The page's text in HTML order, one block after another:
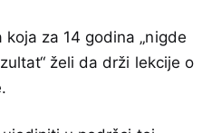
za 14 godina „nigde
želi da drži lekcije o